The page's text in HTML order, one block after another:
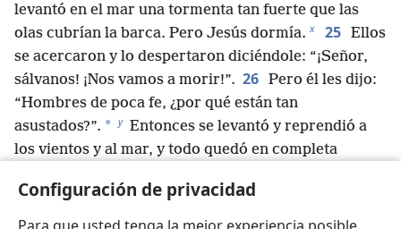
Configuración de privacidad
levantó en el mar una tormenta tan fuerte que las
olas cubrían la barca. Pero Jesús dormía. x 25 Ellos
se acercaron y lo despertaron diciéndole: “¡Señor,
sálvanos! ¡Nos vamos a morir!”. 26 Pero él les dijo:
“Hombres de poca fe, ¿por qué están tan
asustados?”. * y Entonces se levantó y reprendió a
los vientos y al mar, y todo quedó en completa
“¿Pero qué clase de hombre es este? Hasta los
vientos y el mar lo obedecen”.